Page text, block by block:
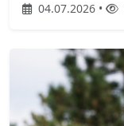
04.07.2026 •